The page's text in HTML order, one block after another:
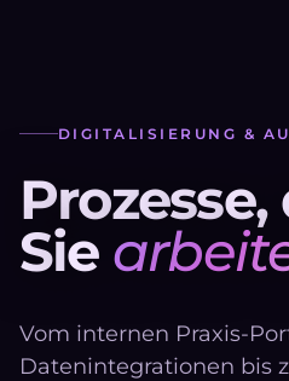
DIGITALISIERUNG &
Prozesse,
Sie arbeit
Vom internen Praxis-
Datenintegrationen bis